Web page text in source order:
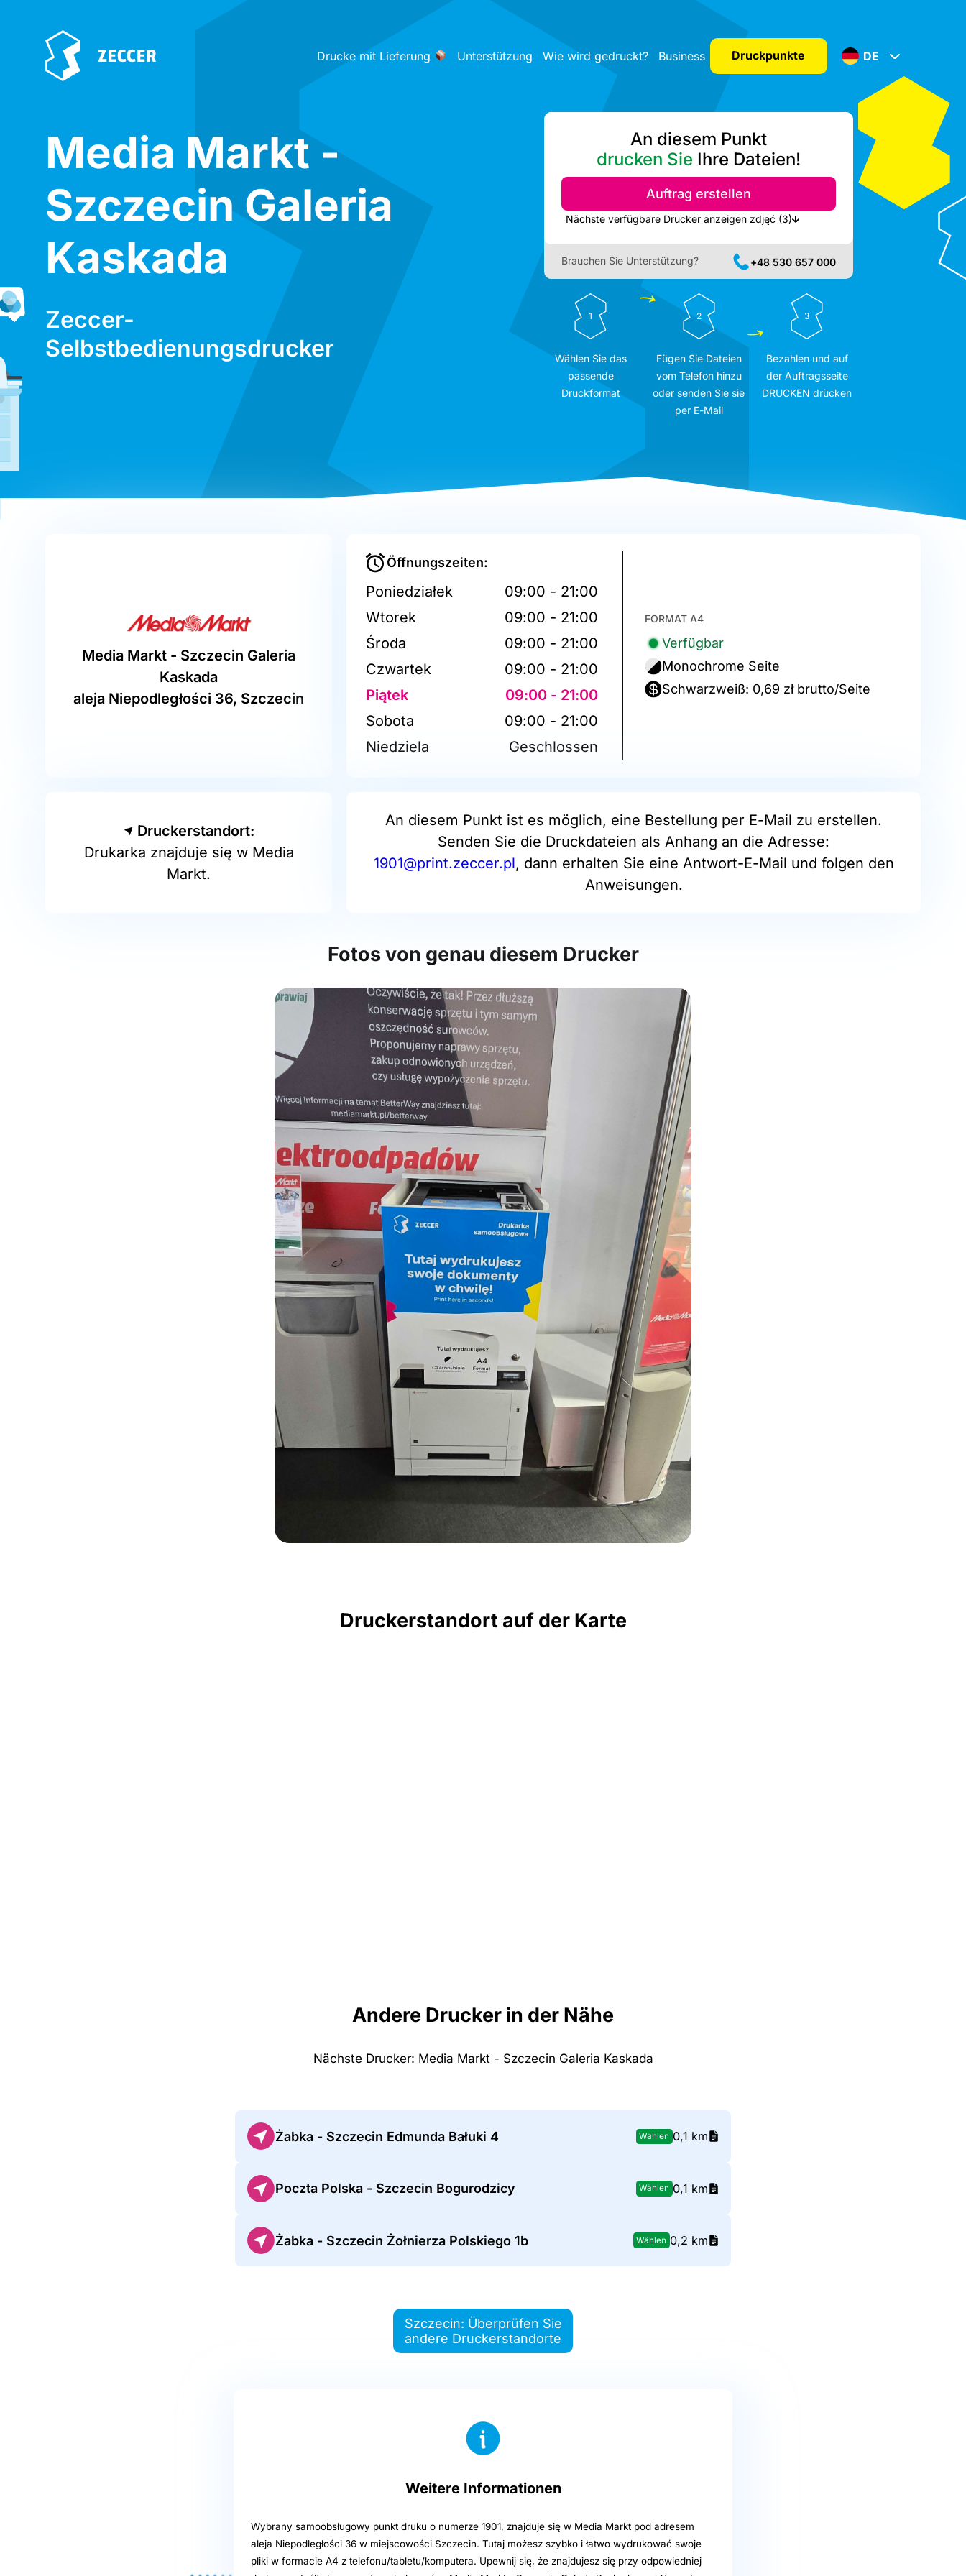
Drucke mit Lieferung Unterstützung Wie wird gedruckt? Business Druckpunkte DE
Media Markt -
Szczecin Galeria
Kaskada
Zeccer-
Selbstbedienungsdrucker
An diesem Punkt
drucken Sie Ihre Dateien!
Auftrag erstellen
Nächste verfügbare Drucker anzeigen zdjęć (3)
Brauchen Sie Unterstützung? +48 530 657 000
1
Wählen Sie das
passende
Druckformat
2
Fügen Sie Dateien
vom Telefon hinzu
oder senden Sie sie
per E-Mail
3
Bezahlen und auf
der Auftragsseite
DRUCKEN drücken
Media Markt - Szczecin Galeria
Kaskada
aleja Niepodległości 36, Szczecin
Öffnungszeiten:
Poniedziałek
09:00 - 21:00
Wtorek
09:00 - 21:00
Środa
09:00 - 21:00
Czwartek
09:00 - 21:00
Piątek
09:00 - 21:00
Sobota
09:00 - 21:00
Niedziela
Geschlossen
FORMAT A4
Verfügbar
Monochrome Seite
Schwarzweiß: 0,69 zł brutto/Seite
Druckerstandort:
Drukarka znajduje się w Media
Markt.
An diesem Punkt ist es möglich, eine Bestellung per E-Mail zu erstellen.
Senden Sie die Druckdateien als Anhang an die Adresse:
1901@print.zeccer.pl, dann erhalten Sie eine Antwort-E-Mail und folgen den
Anweisungen.
Fotos von genau diesem Drucker
Druckerstandort auf der Karte
Andere Drucker in der Nähe
Nächste Drucker: Media Markt - Szczecin Galeria Kaskada
Żabka - Szczecin Edmunda Bałuki 4 Wählen 0,1 km
Poczta Polska - Szczecin Bogurodzicy Wählen 0,1 km
Żabka - Szczecin Żołnierza Polskiego 1b Wählen 0,2 km
Szczecin: Überprüfen Sie
andere Druckerstandorte
Weitere Informationen
Wybrany samoobsługowy punkt druku o numerze 1901, znajduje się w Media Markt pod adresem
aleja Niepodległości 36 w miejscowości Szczecin. Tutaj możesz szybko i łatwo wydrukować swoje
pliki w formacie A4 z telefonu/tabletu/komputera. Upewnij się, że znajdujesz się przy odpowiedniej